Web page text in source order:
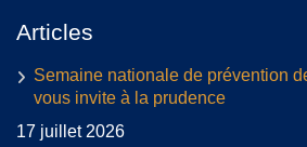
Articles
Semaine nationale de prévention
vous invite à la prudence
17 juillet 2026